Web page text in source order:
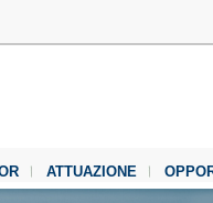
ATTUAZIONE